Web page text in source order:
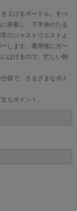
上げるガードル。すべ
密着し、下半身のたる
のジャストウエストよ
します。着用後にガー
はけるので、忙しい朝
様で、さまざまなボト
もポイント。